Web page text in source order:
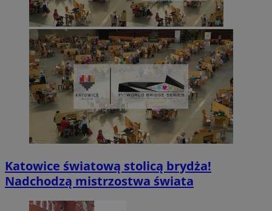
Katowice światową stolicą brydża!
Nadchodzą mistrzostwa świata